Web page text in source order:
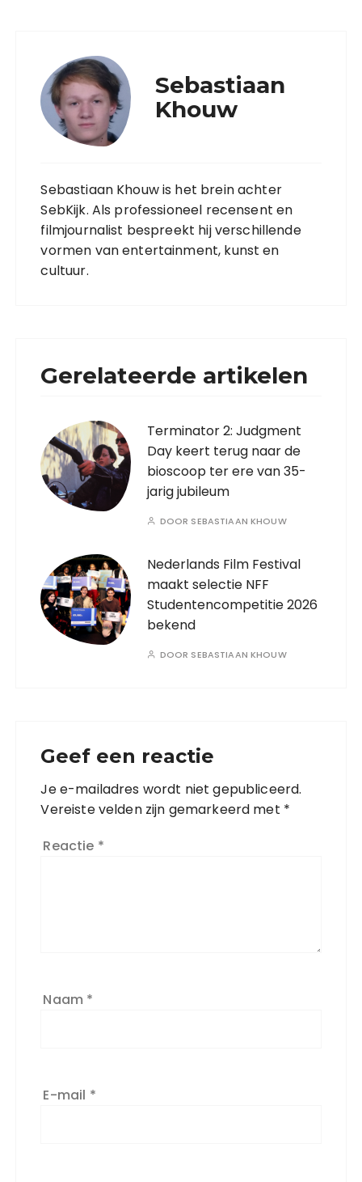
Sebastiaan
Khouw
Sebastiaan Khouw is het brein achter
SebKijk. Als professioneel recensent en
filmjournalist bespreekt hij verschillende
vormen van entertainment, kunst en
cultuur.
Gerelateerde artikelen
Terminator 2: Judgment
Day keert terug naar de
bioscoop ter ere van 35-
jarig jubileum
DOOR SEBASTIAAN KHOUW
Nederlands Film Festival
maakt selectie NFF
Studentencompetitie 2026
bekend
DOOR SEBASTIAAN KHOUW
Geef een reactie
Je e-mailadres wordt niet gepubliceerd.
Vereiste velden zijn gemarkeerd met *
Reactie *
Naam *
E-mail *